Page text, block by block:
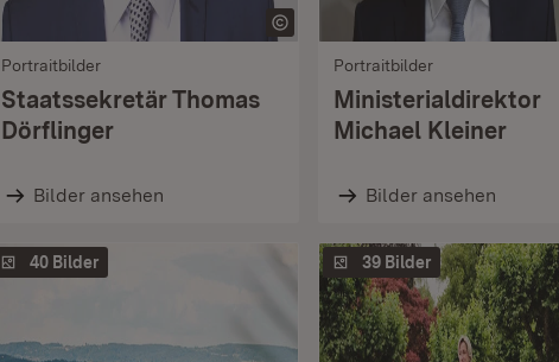
Portraitbilder
Staatssekretär Thomas
Dörflinger
Bilder ansehen
Portraitbilder
Ministerialdirektor
Michael Kleiner
Bilder ansehen
40 Bilder 39 Bilder